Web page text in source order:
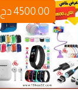
4500.00 دج